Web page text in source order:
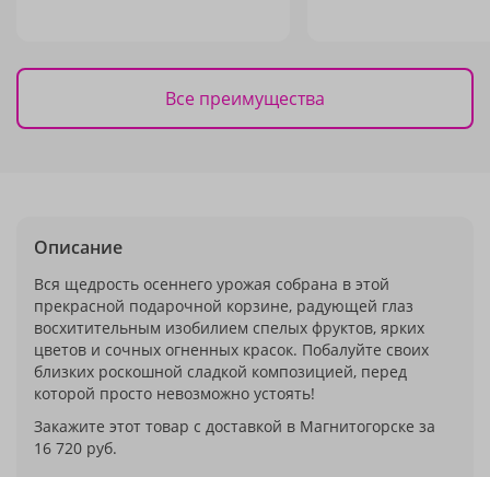
Все преимущества
Описание
Вся щедрость осеннего урожая собрана в этой
прекрасной подарочной корзине, радующей глаз
восхитительным изобилием спелых фруктов, ярких
цветов и сочных огненных красок. Побалуйте своих
близких роскошной сладкой композицией, перед
которой просто невозможно устоять!
Закажите этот товар с доставкой в Магнитогорске за
16 720 руб.